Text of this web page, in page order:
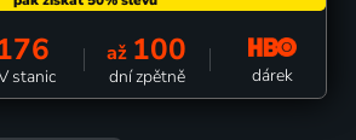
stanic
až 100
dní zpětně dárek